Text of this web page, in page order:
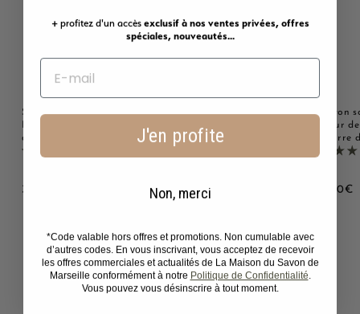
Savon solide parfumé au
de karité bio 125g
3,00€
0
€
Savon solide parfumé
karité bio 125g
3,00€3
0
€
Savon
Fleur
beurre
3,00€3
+ profitez d'un accès exclusif à nos ventes privées, offres
spéciales, nouveautés...
J'en profite
Non, merci
*Code valable hors offres et promotions. Non cumulable avec
d’autres codes. En vous inscrivant, vous acceptez de recevoir
les offres commerciales et actualités de La Maison du Savon de
Marseille conformément à notre Politique de Confidentialité.
Vous pouvez vous désinscrire à tout moment.